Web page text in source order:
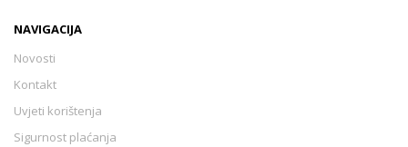
NAVIGACIJA
Novosti
Kontakt
Uvjeti korištenja
Sigurnost plaćanja